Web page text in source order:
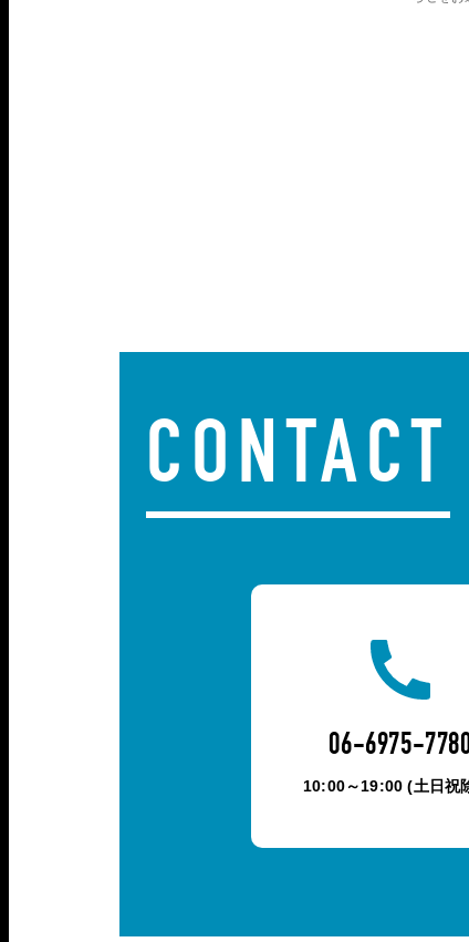
CONTACT
06-6975-
10:00～19:00 (土日祝